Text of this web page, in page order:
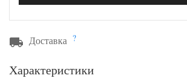
Доставка ?
Характеристики